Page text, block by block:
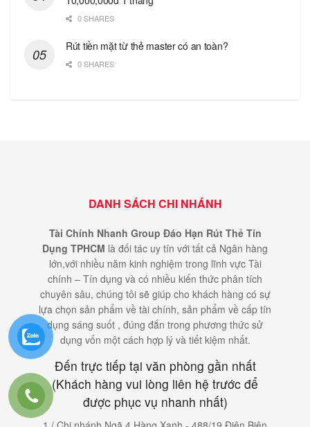
0 SHARES
Rút tiền mặt từ thẻ master có an toàn?
0 SHARES
DANH SÁCH CHI NHÁNH
Tài Chính Nhanh Group Đáo Hạn Rút Thẻ Tín
Dụng TPHCM là đối tác uy tín với tất cả Ngân hàng
lớn,với nhiều năm kinh nghiệm trong lĩnh vực Tài
chính – Tín dụng và có nhiều kiến thức phân tích
chuyên sâu, chúng tôi sẽ giúp cho khách hàng có sự
lựa chọn sản phẩm về tài chính, sản phẩm về cấp tín
dụng sáng suốt , đúng đắn trong phương thức sử
dụng vốn một cách hợp lý và tiết kiệm nhất.
Đến trực tiếp tại văn phòng gần nhất
(Khách hàng vui lòng liên hệ trước để
được phục vụ nhanh nhất)